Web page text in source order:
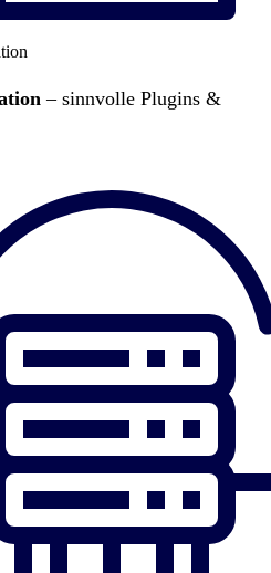
– sinnvolle Plugins &